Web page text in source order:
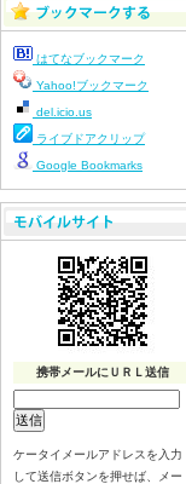
はてなブックマーク
Yahoo!ブックマーク
del.icio.us
ライブドアクリップ
Google Bookmarks
携帯メールにＵＲＬ送信
ケータイメールアドレスを入力
して送信ボタンを押せば、メー